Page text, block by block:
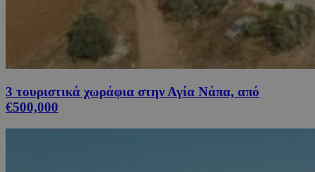
3 τουριστικά χωράφια στην Αγία Νάπα, από
€500,000